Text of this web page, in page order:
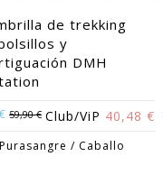
de trekking
y
DMH
59,90 € Club/ViP 40,48 €
Purasangre / Caballo